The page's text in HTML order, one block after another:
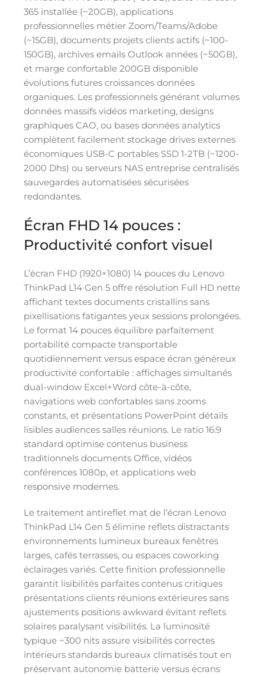
365 installée (~20GB), applications
professionnelles métier Zoom/Teams/Adobe
(~15GB), documents projets clients actifs (~100-
150GB), archives emails Outlook années (~50GB),
et marge confortable 200GB disponible
évolutions futures croissances données
organiques. Les professionnels générant volumes
données massifs vidéos marketing, designs
graphiques CAO, ou bases données analytics
complètent facilement stockage drives externes
économiques USB-C portables SSD 1-2TB (~1200-
2000 Dhs) ou serveurs NAS entreprise centralisés
sauvegardes automatisées sécurisées
redondantes.
Écran FHD 14 pouces :
Productivité confort visuel
L’écran FHD (1920×1080) 14 pouces du Lenovo
ThinkPad L14 Gen 5 offre résolution Full HD nette
affichant textes documents cristallins sans
pixellisations fatigantes yeux sessions prolongées.
Le format 14 pouces équilibre parfaitement
portabilité compacte transportable
quotidiennement versus espace écran généreux
productivité confortable : affichages simultanés
dual-window Excel+Word côte-à-côte,
navigations web confortables sans zooms
constants, et présentations PowerPoint détails
lisibles audiences salles réunions. Le ratio 16:9
standard optimise contenus business
traditionnels documents Office, vidéos
conférences 1080p, et applications web
responsive modernes.
Le traitement antireflet mat de l’écran Lenovo
ThinkPad L14 Gen 5 élimine reflets distractants
environnements lumineux bureaux fenêtres
larges, cafés terrasses, ou espaces coworking
éclairages variés. Cette finition professionnelle
garantit lisibilités parfaites contenus critiques
présentations clients réunions extérieures sans
ajustements positions awkward évitant reflets
solaires paralysant visibilités. La luminosité
typique ~300 nits assure visibilités correctes
intérieurs standards bureaux climatisés tout en
préservant autonomie batterie versus écrans